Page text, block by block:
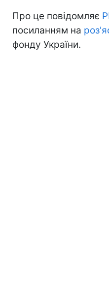
Про це повідомляє
посиланням на
фонду України.